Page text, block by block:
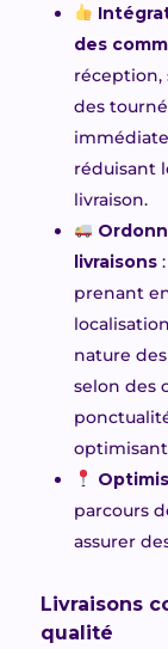
des
réception,
des
réduisant
livraison.
livraisons:
prenant
nature
selon des
parcours
assurer
Livraisons
qualité